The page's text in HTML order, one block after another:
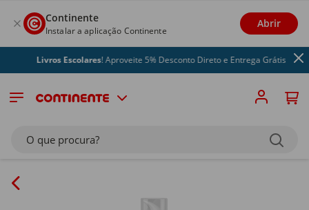
Continente
Instalar a aplicação Continente
Abrir
Livros Escolares! Aproveite 5% Desconto Direto e Entrega Grátis
O que procura?